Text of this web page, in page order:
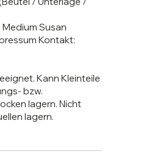
Medium Susan
Kontakt:
Kann Kleinteile
bzw.
lagern. Nicht
lagern.